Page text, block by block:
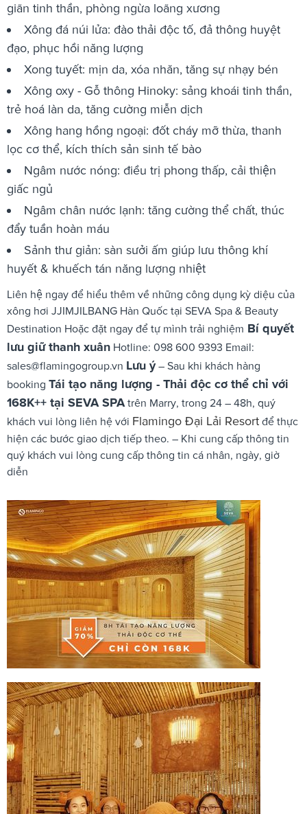
giãn tinh thần, phòng ngừa loãng xương
Xông đá núi lửa: đào thải độc tố, đả thông huyệt
đạo, phục hồi năng lượng
Xong tuyết: mịn da, xóa nhăn, tăng sự nhạy bén
Xông oxy - Gỗ thông Hinoky: sảng khoái tinh thần,
trẻ hoá làn da, tăng cường miễn dịch
Xông hang hồng ngoại: đốt cháy mỡ thừa, thanh
lọc cơ thể, kích thích sản sinh tế bào
Ngâm nước nóng: điều trị phong thấp, cải thiện
giấc ngủ
Ngâm chân nước lạnh: tăng cường thể chất, thúc
đẩy tuần hoàn máu
Sảnh thư giản: sàn sưởi ấm giúp lưu thông khí
huyết & khuếch tán năng lượng nhiệt
Liên hệ ngay để hiểu thêm về những công dụng kỳ diệu của
xông hơi JJIMJILBANG Hàn Quốc tại SEVA Spa & Beauty
Destination Hoặc đặt ngay để tự mình trải nghiệm Bí quyết
lưu giữ thanh xuân Hotline: 098 600 9393 Email:
sales@flamingogroup.vn Lưu ý– Sau khi khách hàng
booking Tái tạo năng lượng - Thải độc cơ thể chỉ với
168K++ tại SEVA SPA trên Marry, trong 24 – 48h, quý
khách vui lòng liên hệ với Flamingo Đại Lải Resort để thực
hiện các bước giao dịch tiếp theo. – Khi cung cấp thông tin
quý khách vui lòng cung cấp thông tin cá nhân, ngày, giờ
diễn